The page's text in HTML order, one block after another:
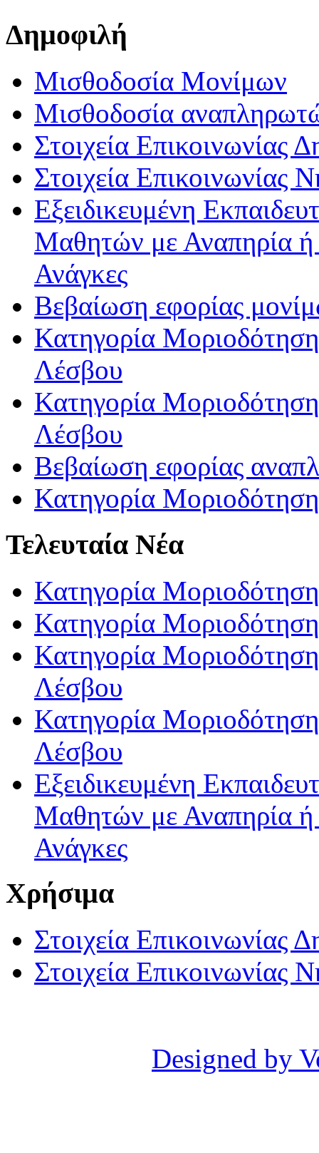
Δημοφιλή
Μισθοδοσία Μονίμων
Μισθοδοσία
Στοιχεία Επικοινωνίας
Στοιχεία Επικοινωνίας
Εξειδικευμένη
Μαθητών με Αναπηρία ή /
Ανάγκες
Βεβαίωση εφορίας
Κατηγορία
Λέσβου
Κατηγορία
Λέσβου
Βεβαίωση εφορίας
Κατηγορία
Τελευταία Νέα
Κατηγορία
Κατηγορία
Κατηγορία
Λέσβου
Κατηγορία
Λέσβου
Εξειδικευμένη
Μαθητών με Αναπηρία ή /
Ανάγκες
Χρήσιμα
Στοιχεία Επικοινωνίας
Στοιχεία Επικοινωνίας
Designed by